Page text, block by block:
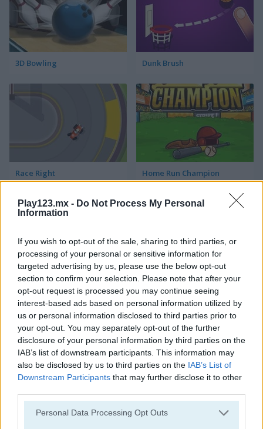
Play123.mx - Do Not Process My Personal
Information
If you wish to opt-out of the sale, sharing to third parties, or
processing of your personal or sensitive information for
targeted advertising by us, please use the below opt-out
section to confirm your selection. Please note that after your
opt-out request is processed you may continue seeing
interest-based ads based on personal information utilized by
us or personal information disclosed to third parties prior to
your opt-out. You may separately opt-out of the further
disclosure of your personal information by third parties on the
IAB’s list of downstream participants. This information may
also be disclosed by us to third parties on the IAB’s List of
Downstream Participants that may further disclose it to other
Personal Data Processing Opt Outs
3D Bowling Dunk Brush
Race Right Home Run Champion
Cheap Golf Troll Boxing
Categorías Relacionadas
juegos de fútbol americano
juegos de pelota
juegos de béisbol